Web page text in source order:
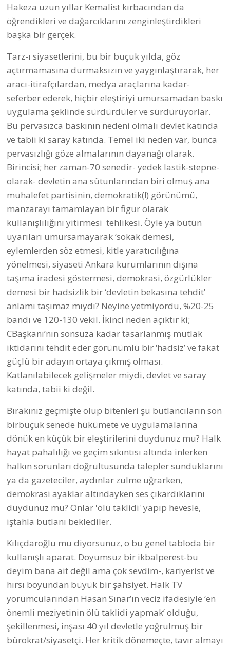
Hakeza uzun yıllar Kemalist kırbacından da
öğrendikleri ve dağarcıklarını zenginleştirdikleri
başka bir gerçek.
Tarz-ı siyasetlerini, bu bir buçuk yılda, göz
açtırmamasına durmaksızın ve yaygınlaştırarak, her
aracı-itirafçılardan, medya araçlarına kadar-
seferber ederek, hiçbir eleştiriyi umursamadan baskı
uygulama şeklinde sürdürdüler ve sürdürüyorlar.
Bu pervasızca baskının nedeni olmalı devlet katında
ve tabii ki saray katında. Temel iki neden var, bunca
pervasızlığı göze almalarının dayanağı olarak.
Birincisi; her zaman-70 senedir- yedek lastik-stepne-
olarak- devletin ana sütunlarından biri olmuş ana
muhalefet partisinin, demokratik(!) görünümü,
manzarayı tamamlayan bir figür olarak
kullanışlılığını yitirmesi tehlikesi. Öyle ya bütün
uyarıları umursamayarak ‘sokak demesi,
eylemlerden söz etmesi, kitle yaratıcılığına
yönelmesi, siyaseti Ankara kurumlarının dışına
taşıma iradesi göstermesi, demokrasi, özgürlükler
demesi bir hadsizlik bir ‘devletin bekasına tehdit’
anlamı taşımaz mıydı? Neyine yetmiyordu, %20-25
bandı ve 120-130 vekil. İkinci neden açıktır ki;
CBaşkanı’nın sonsuza kadar tasarlanmış mutlak
iktidarını tehdit eder görünümlü bir ‘hadsiz’ ve fakat
güçlü bir adayın ortaya çıkmış olması.
Katlanılabilecek gelişmeler miydi, devlet ve saray
katında, tabii ki değil.
Bırakınız geçmişte olup bitenleri şu butlancıların son
birbuçuk senede hükümete ve uygulamalarına
dönük en küçük bir eleştirilerini duydunuz mu? Halk
hayat pahalılığı ve geçim sıkıntısı altında inlerken
halkın sorunları doğrultusunda talepler sunduklarını
ya da gazeteciler, aydınlar zulme uğrarken,
demokrasi ayaklar altındayken ses çıkardıklarını
duydunuz mu? Onlar 'ölü taklidi' yapıp hevesle,
iştahla butlanı beklediler.
Kılıçdaroğlu mu diyorsunuz, o bu genel tabloda bir
kullanışlı aparat. Doyumsuz bir ikbalperest-bu
deyim bana ait değil ama çok sevdim-, kariyerist ve
hırsı boyundan büyük bir şahsiyet. Halk TV
yorumcularından Hasan Sınar’ın veciz ifadesiyle ‘en
önemli meziyetinin ölü taklidi yapmak’ olduğu,
şekillenmesi, inşası 40 yıl devletle yoğrulmuş bir
bürokrat/siyasetçi. Her kritik dönemeçte, tavır almayı